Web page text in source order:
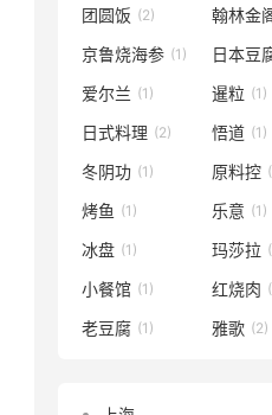
团圆饭 (2) 翰林金
京鲁烧海参 (1) 日本豆
爱尔兰 (1) 暹粒 (1)
日式料理 (2) 悟道 (1)
冬阴功 (1) 原料控
烤鱼 (1) 乐意 (1)
冰盘 (1) 玛莎拉
小餐馆 (1) 红烧肉
老豆腐 (1) 雅歌 (2)